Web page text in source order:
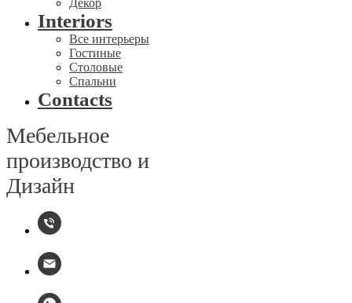
Декор
Interiors
Все интерьеры
Гостиные
Столовые
Спальни
Contacts
Мебельное
производство и
Дизайн